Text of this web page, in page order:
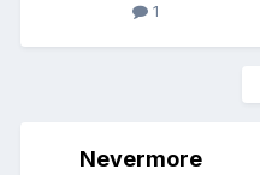
1
Nevermore